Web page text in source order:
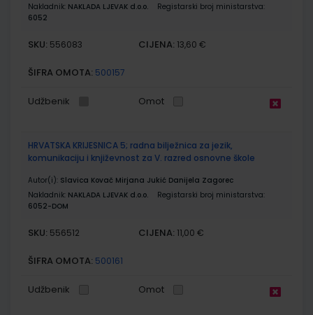
Nakladnik: NAKLADA LJEVAK d.o.o.
Registarski broj ministarstva:
6052
SKU: 556083 CIJENA: 13,60 €
ŠIFRA OMOTA: 500157
Udžbenik Omot
HRVATSKA KRIJESNICA 5; radna bilježnica za jezik,
komunikaciju i književnost za V. razred osnovne škole
Autor(i): Slavica Kovač Mirjana Jukić Danijela Zagorec
Nakladnik: NAKLADA LJEVAK d.o.o.
Registarski broj ministarstva:
6052-DOM
SKU: 556512 CIJENA: 11,00 €
ŠIFRA OMOTA: 500161
Udžbenik Omot